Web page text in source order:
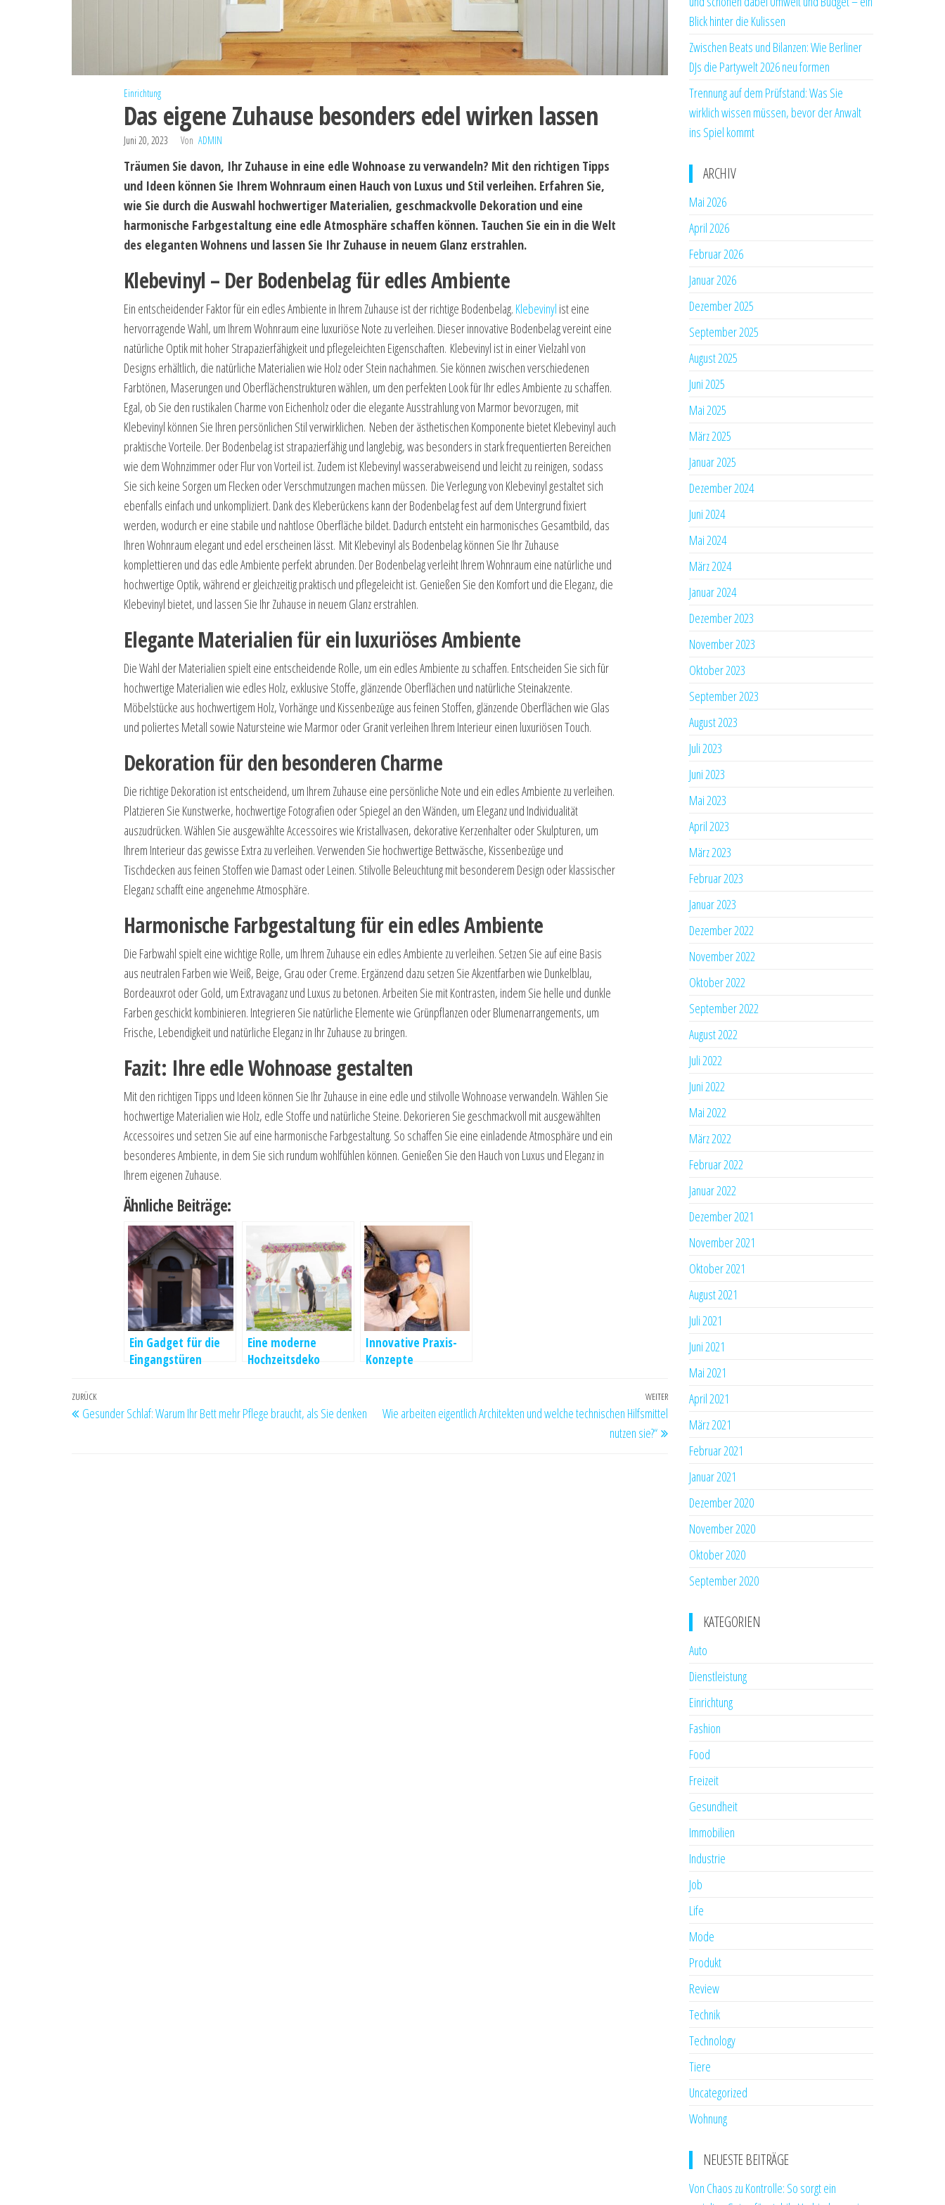
Einrichtung
Das eigene Zuhause besonders edel wirken lassen
Juni 20, 2023 Von ADMIN
Träumen Sie davon, Ihr Zuhause in eine edle Wohnoase zu verwandeln? Mit den richtigen Tipps
und Ideen können Sie Ihrem Wohnraum einen Hauch von Luxus und Stil verleihen. Erfahren Sie,
wie Sie durch die Auswahl hochwertiger Materialien, geschmackvolle Dekoration und eine
harmonische Farbgestaltung eine edle Atmosphäre schaffen können. Tauchen Sie ein in die Welt
des eleganten Wohnens und lassen Sie Ihr Zuhause in neuem Glanz erstrahlen.
Klebevinyl – Der Bodenbelag für edles Ambiente
Ein entscheidender Faktor für ein edles Ambiente in Ihrem Zuhause ist der richtige Bodenbelag. Klebevinyl ist eine
hervorragende Wahl, um Ihrem Wohnraum eine luxuriöse Note zu verleihen. Dieser innovative Bodenbelag vereint eine
natürliche Optik mit hoher Strapazierfähigkeit und pflegeleichten Eigenschaften. Klebevinyl ist in einer Vielzahl von
Designs erhältlich, die natürliche Materialien wie Holz oder Stein nachahmen. Sie können zwischen verschiedenen
Farbtönen, Maserungen und Oberflächenstrukturen wählen, um den perfekten Look für Ihr edles Ambiente zu schaffen.
Egal, ob Sie den rustikalen Charme von Eichenholz oder die elegante Ausstrahlung von Marmor bevorzugen, mit
Klebevinyl können Sie Ihren persönlichen Stil verwirklichen. Neben der ästhetischen Komponente bietet Klebevinyl auch
praktische Vorteile. Der Bodenbelag ist strapazierfähig und langlebig, was besonders in stark frequentierten Bereichen
wie dem Wohnzimmer oder Flur von Vorteil ist. Zudem ist Klebevinyl wasserabweisend und leicht zu reinigen, sodass
Sie sich keine Sorgen um Flecken oder Verschmutzungen machen müssen. Die Verlegung von Klebevinyl gestaltet sich
ebenfalls einfach und unkompliziert. Dank des Kleberückens kann der Bodenbelag fest auf dem Untergrund fixiert
werden, wodurch er eine stabile und nahtlose Oberfläche bildet. Dadurch entsteht ein harmonisches Gesamtbild, das
Ihren Wohnraum elegant und edel erscheinen lässt. Mit Klebevinyl als Bodenbelag können Sie Ihr Zuhause
komplettieren und das edle Ambiente perfekt abrunden. Der Bodenbelag verleiht Ihrem Wohnraum eine natürliche und
hochwertige Optik, während er gleichzeitig praktisch und pflegeleicht ist. Genießen Sie den Komfort und die Eleganz, die
Klebevinyl bietet, und lassen Sie Ihr Zuhause in neuem Glanz erstrahlen.
Elegante Materialien für ein luxuriöses Ambiente
Die Wahl der Materialien spielt eine entscheidende Rolle, um ein edles Ambiente zu schaffen. Entscheiden Sie sich für
hochwertige Materialien wie edles Holz, exklusive Stoffe, glänzende Oberflächen und natürliche Steinakzente.
Möbelstücke aus hochwertigem Holz, Vorhänge und Kissenbezüge aus feinen Stoffen, glänzende Oberflächen wie Glas
und poliertes Metall sowie Natursteine ​​wie Marmor oder Granit verleihen Ihrem Interieur einen luxuriösen Touch.
Dekoration für den besonderen Charme
Die richtige Dekoration ist entscheidend, um Ihrem Zuhause eine persönliche Note und ein edles Ambiente zu verleihen.
Platzieren Sie Kunstwerke, hochwertige Fotografien oder Spiegel an den Wänden, um Eleganz und Individualität
auszudrücken. Wählen Sie ausgewählte Accessoires wie Kristallvasen, dekorative Kerzenhalter oder Skulpturen, um
Ihrem Interieur das gewisse Extra zu verleihen. Verwenden Sie hochwertige Bettwäsche, Kissenbezüge und
Tischdecken aus feinen Stoffen wie Damast oder Leinen. Stilvolle Beleuchtung mit besonderem Design oder klassischer
Eleganz schafft eine angenehme Atmosphäre.
Harmonische Farbgestaltung für ein edles Ambiente
Die Farbwahl spielt eine wichtige Rolle, um Ihrem Zuhause ein edles Ambiente zu verleihen. Setzen Sie auf eine Basis
aus neutralen Farben wie Weiß, Beige, Grau oder Creme. Ergänzend dazu setzen Sie Akzentfarben wie Dunkelblau,
Bordeauxrot oder Gold, um Extravaganz und Luxus zu betonen. Arbeiten Sie mit Kontrasten, indem Sie helle und dunkle
Farben geschickt kombinieren. Integrieren Sie natürliche Elemente wie Grünpflanzen oder Blumenarrangements, um
Frische, Lebendigkeit und natürliche Eleganz in Ihr Zuhause zu bringen.
Fazit: Ihre edle Wohnoase gestalten
Mit den richtigen Tipps und Ideen können Sie Ihr Zuhause in eine edle und stilvolle Wohnoase verwandeln. Wählen Sie
hochwertige Materialien wie Holz, edle Stoffe und natürliche Steine. Dekorieren Sie geschmackvoll mit ausgewählten
Accessoires und setzen Sie auf eine harmonische Farbgestaltung. So schaffen Sie eine einladende Atmosphäre und ein
besonderes Ambiente, in dem Sie sich rundum wohlfühlen können. Genießen Sie den Hauch von Luxus und Eleganz in
Ihrem eigenen Zuhause.
Ähnliche Beiträge:
Ein Gadget für die
Eingangstüren
Eine moderne
Hochzeitsdeko
Innovative Praxis-
Konzepte
Beitragsnavigation
Vorheriger
Beitrag
ZURÜCK
Gesunder Schlaf: Warum Ihr Bett mehr Pflege braucht, als Sie denken
Nächster
Beitrag
WEITER
Wie arbeiten eigentlich Architekten und welche technischen Hilfsmittel
nutzen sie?“
Blick hinter die Kulissen
Zwischen Beats und Bilanzen: Wie Berliner
DJs die Partywelt 2026 neu formen
Trennung auf dem Prüfstand: Was Sie
wirklich wissen müssen, bevor der Anwalt
ins Spiel kommt
ARCHIV
Mai 2026
April 2026
Februar 2026
Januar 2026
Dezember 2025
September 2025
August 2025
Juni 2025
Mai 2025
März 2025
Januar 2025
Dezember 2024
Juni 2024
Mai 2024
März 2024
Januar 2024
Dezember 2023
November 2023
Oktober 2023
September 2023
August 2023
Juli 2023
Juni 2023
Mai 2023
April 2023
März 2023
Februar 2023
Januar 2023
Dezember 2022
November 2022
Oktober 2022
September 2022
August 2022
Juli 2022
Juni 2022
Mai 2022
März 2022
Februar 2022
Januar 2022
Dezember 2021
November 2021
Oktober 2021
August 2021
Juli 2021
Juni 2021
Mai 2021
April 2021
März 2021
Februar 2021
Januar 2021
Dezember 2020
November 2020
Oktober 2020
September 2020
KATEGORIEN
Auto
Dienstleistung
Einrichtung
Fashion
Food
Freizeit
Gesundheit
Immobilien
Industrie
Job
Life
Mode
Produkt
Review
Technik
Technology
Tiere
Uncategorized
Wohnung
NEUESTE BEITRÄGE
Von Chaos zu Kontrolle: So sorgt ein